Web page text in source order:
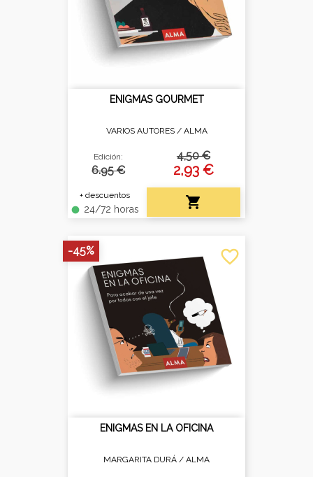
ENIGMAS GOURMET
VARIOS AUTORES / ALMA
Edición:
6.95 €
+ descuentos
fiber_manual_record 24/72 horas
4,50 €
2,93 €

ENIGMAS EN LA OFICINA
MARGARITA DURÁ / ALMA
favorite_border
-45%